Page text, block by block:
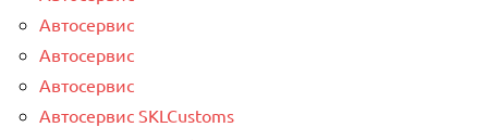
Автосервис
Автосервис
Автосервис
Автосервис SKLCustoms